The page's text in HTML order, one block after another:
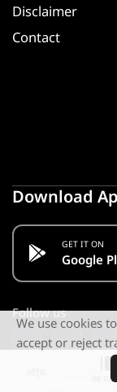
वेब
Disclaimer
Contact
Download
GET IT ON
Google
Follow us
Stay Informed.
We use cookies
accept or reject